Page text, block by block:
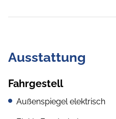
Ausstattung
Fahrgestell
Außenspiegel elektrisch